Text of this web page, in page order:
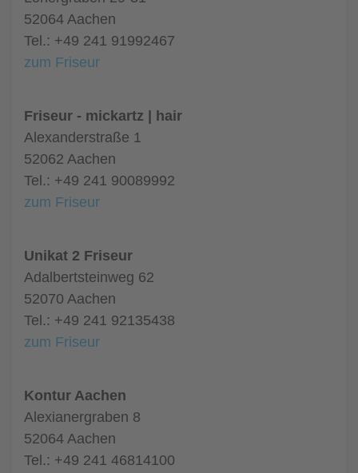
52064 Aachen
Tel.: +49 241 91992467
zum Friseur
Friseur - mickartz | hair
Alexanderstraße 1
52062 Aachen
Tel.: +49 241 90089992
zum Friseur
Unikat 2 Friseur
Adalbertsteinweg 62
52070 Aachen
Tel.: +49 241 92135438
zum Friseur
Kontur Aachen
Alexianergraben 8
52064 Aachen
Tel.: +49 241 46814100